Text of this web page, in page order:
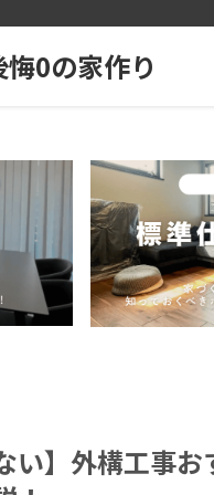
0の家作り
い】外構工事